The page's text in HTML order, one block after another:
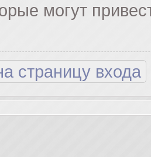
могут
страницу входа